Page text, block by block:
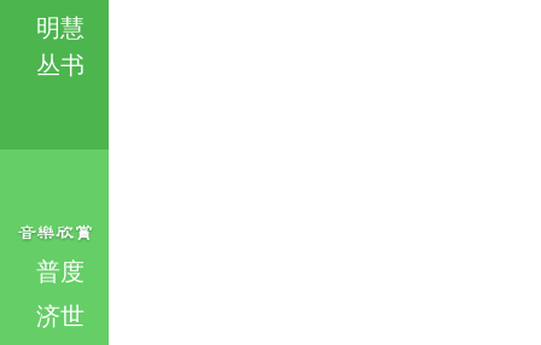
明慧
丛书
普度
济世